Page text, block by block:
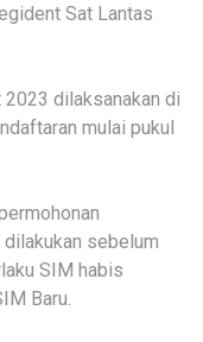
Sat Lantas
dilaksanakan di
mulai pukul
dilakukan sebelum
SIM habis
Baru.